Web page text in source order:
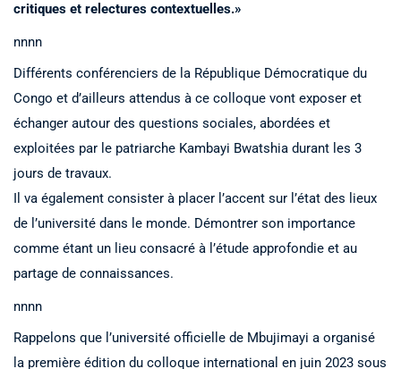
critiques et relectures contextuelles.»
nnnn
Différents conférenciers de la République Démocratique du
Congo et d’ailleurs attendus à ce colloque vont exposer et
échanger autour des questions sociales, abordées et
exploitées par le patriarche Kambayi Bwatshia durant les 3
jours de travaux.
Il va également consister à placer l’accent sur l’état des lieux
de l’université dans le monde. Démontrer son importance
comme étant un lieu consacré à l’étude approfondie et au
partage de connaissances.
nnnn
Rappelons que l’université officielle de Mbujimayi a organisé
la première édition du colloque international en juin 2023 sous